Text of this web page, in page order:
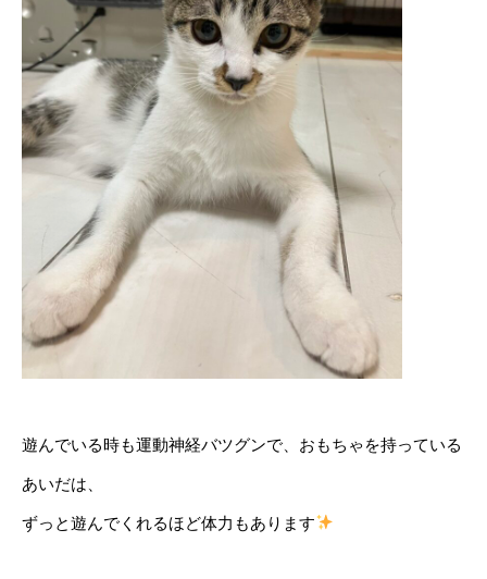
遊んでいる時も運動神経バツグンで、おもちゃを持っている
あいだは、
ずっと遊んでくれるほど体力もあります